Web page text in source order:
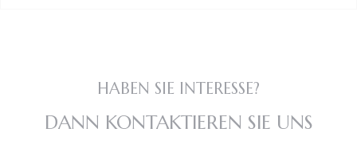
HABEN SIE INTERESSE?
DANN KONTAKTIEREN SIE UNS